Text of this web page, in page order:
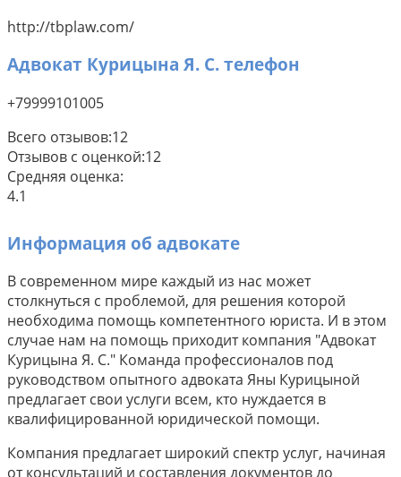
http://tbplaw.com/
Адвокат Курицына Я. С. телефон
+79999101005
Всего отзывов:12
Отзывов с оценкой:12
Средняя оценка:
4.1
Информация об адвокате
В современном мире каждый из нас может
столкнуться с проблемой, для решения которой
необходима помощь компетентного юриста. И в этом
случае нам на помощь приходит компания "Адвокат
Курицына Я. С." Команда профессионалов под
руководством опытного адвоката Яны Курицыной
предлагает свои услуги всем, кто нуждается в
квалифицированной юридической помощи.
Компания предлагает широкий спектр услуг, начиная
от консультаций и составления документов до